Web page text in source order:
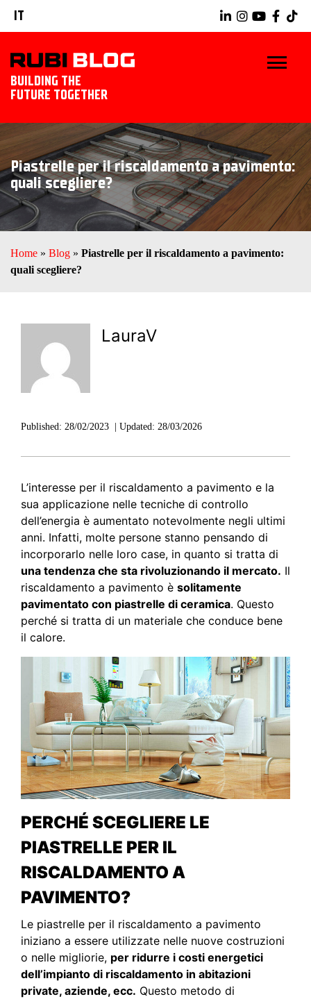
IT
BUILDING THE
FUTURE TOGETHER
BLOG
TRUCCHI E CONSIGLI
IDEE E PROGETTI
SCOPRI RUBI
Piastrelle per il riscaldamento a pavimento:
quali scegliere?
Home » Blog » Piastrelle per il riscaldamento a pavimento:
quali scegliere?
LauraV
Published: 28/02/2023 Updated: 28/03/2026
L’interesse per il riscaldamento a pavimento e la
sua applicazione nelle tecniche di controllo
dell’energia è aumentato notevolmente negli ultimi
anni. Infatti, molte persone stanno pensando di
incorporarlo nelle loro case, in quanto si tratta di
una tendenza che sta rivoluzionando il mercato. Il
riscaldamento a pavimento è solitamente
pavimentato con piastrelle di ceramica. Questo
perché si tratta di un materiale che conduce bene
il calore.
PERCHÉ SCEGLIERE LE
PIASTRELLE PER IL
RISCALDAMENTO A
PAVIMENTO?
Le piastrelle per il riscaldamento a pavimento
iniziano a essere utilizzate nelle nuove costruzioni
o nelle migliorie, per ridurre i costi energetici
dell’impianto di riscaldamento in abitazioni
private, aziende, ecc. Questo metodo di